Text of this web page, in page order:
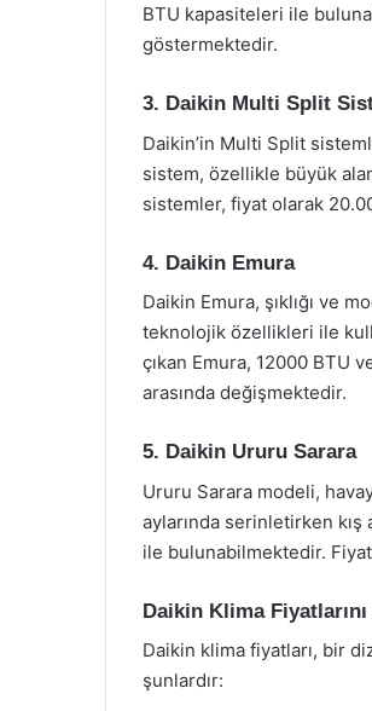
BTU kapasiteleri ile
göstermektedir.
3. Daikin Multi Split
Daikin’in Multi Split
sistem, özellikle büyük
sistemler, fiyat olarak
4. Daikin Emura
Daikin Emura, şıklığı ve
teknolojik özellikleri ile
çıkan Emura, 12000 BTU
arasında değişmektedir.
5. Daikin Ururu Sarara
Ururu Sarara modeli,
aylarında serinletirken
ile bulunabilmektedir.
Daikin Klima
Daikin klima fiyatları, bir
şunlardır: